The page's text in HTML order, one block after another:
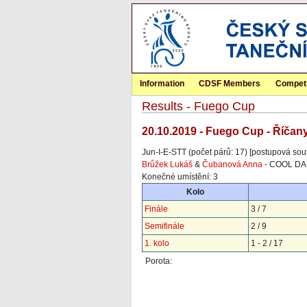
Information CDSF Members
Results - Fuego Cup
20.10.2019 - Fuego Cup -
Jun-I-E-STT (počet párů: 17) [postupová
Brůžek Lukáš & Čubanová Anna - COOL
Konečné umístění: 3
Kolo
Finále
3 / 7
Semifinále
2 / 9
1. kolo
1 - 2 / 17
Porota: